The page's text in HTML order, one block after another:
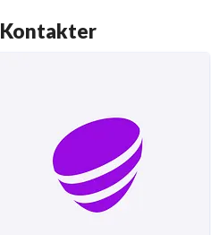
smartare och mer
Kontakter